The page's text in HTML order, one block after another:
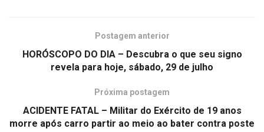
Postagem anterior
HORÓSCOPO DO DIA – Descubra o que seu signo
revela para hoje, sábado, 29 de julho
Próxima postagem
ACIDENTE FATAL – Militar do Exército de 19 anos
morre após carro partir ao meio ao bater contra poste